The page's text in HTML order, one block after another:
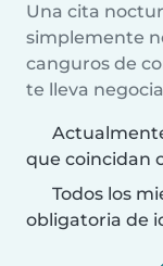
Una cita
simplemente
canguros de
te lleva
que coincidan
Todos los
obligatoria de